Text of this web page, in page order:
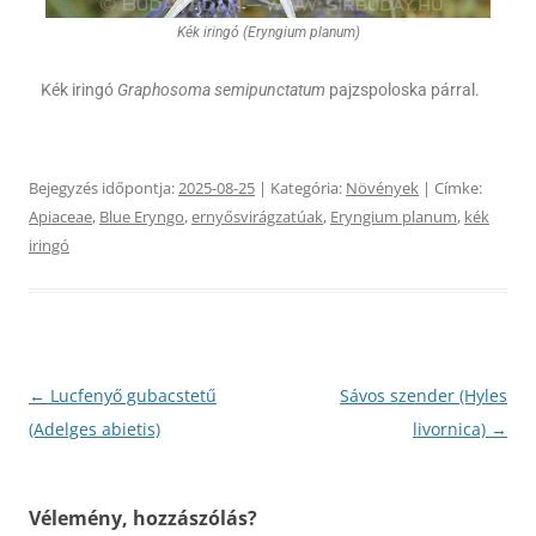
Kék iringó (Eryngium planum)
Kék iringó Graphosoma semipunctatum pajzspoloska párral.
Bejegyzés időpontja:2025-08-25 | Kategória: Növények | Címke:
Apiaceae, Blue Eryngo,ernyősvirágzatúak, Eryngium planum, kék
iringó
Bejegyzés
navigáció
← Lucfenyő gubacstetű
(Adelges abietis)
Sávos szender (Hyles
livornica) →
Vélemény, hozzászólás?